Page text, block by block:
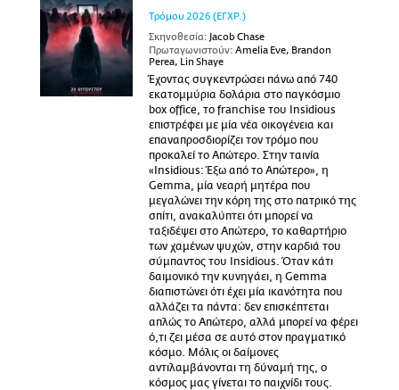
Τρόμου 2026 (ΕΓΧΡ.)
Σκηνοθεσία: Jacob Chase
Πρωταγωνιστούν: Amelia Eve, Brandon
Perea, Lin Shaye
Έχοντας συγκεντρώσει πάνω από 740
εκατομμύρια δολάρια στο παγκόσμιο
box office, το franchise του Insidious
επιστρέφει με μία νέα οικογένεια και
επαναπροσδιορίζει τον τρόμο που
προκαλεί το Απώτερο. Στην ταινία
«Insidious: Έξω από το Απώτερο», η
Gemma, μία νεαρή μητέρα που
μεγαλώνει την κόρη της στο πατρικό της
σπίτι, ανακαλύπτει ότι μπορεί να
ταξιδέψει στο Απώτερο, το καθαρτήριο
των χαμένων ψυχών, στην καρδιά του
σύμπαντος του Insidious. Όταν κάτι
δαιμονικό την κυνηγάει, η Gemma
διαπιστώνει ότι έχει μία ικανότητα που
αλλάζει τα πάντα: δεν επισκέπτεται
απλώς το Απώτερο, αλλά μπορεί να φέρει
ό,τι ζει μέσα σε αυτό στον πραγματικό
κόσμο. Μόλις οι δαίμονες
αντιλαμβάνονται τη δύναμή της, ο
κόσμος μας γίνεται το παιχνίδι τους.